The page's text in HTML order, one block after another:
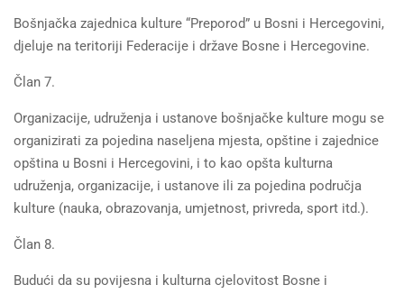
Bošnjačka zajednica kulture “Preporod” u Bosni i Hercegovini,
djeluje na teritoriji Federacije i države Bosne i Hercegovine.
Član 7.
Organizacije, udruženja i ustanove bošnjačke kulture mogu se
organizirati za pojedina naseljena mjesta, opštine i zajednice
opština u Bosni i Hercegovini, i to kao opšta kulturna
udruženja, organizacije, i ustanove ili za pojedina područja
kulture (nauka, obrazovanja, umjetnost, privreda, sport itd.).
Član 8.
Budući da su povijesna i kulturna cjelovitost Bosne i